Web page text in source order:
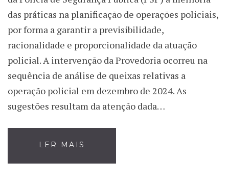
das práticas na planificação de operações policiais,
por forma a garantir a previsibilidade,
racionalidade e proporcionalidade da atuação
policial. A intervenção da Provedoria ocorreu na
sequência de análise de queixas relativas a
operação policial em dezembro de 2024. As
sugestões resultam da atenção dada…
LER MAIS